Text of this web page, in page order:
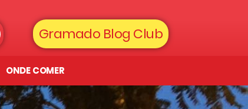
Gramado Blog Club
ONDE COMER